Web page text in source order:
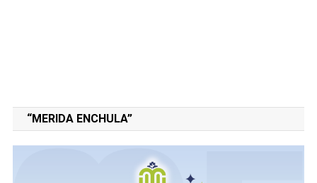
“MERIDA ENCHULA”